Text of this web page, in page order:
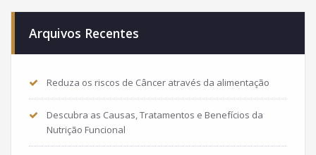
Arquivos Recentes
Reduza os riscos de Câncer através da alimentação
Descubra as Causas, Tratamentos e Benefícios da
Nutrição Funcional